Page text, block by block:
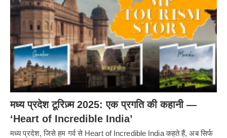
मध्य प्रदेश टूरिज़्म 2025: एक प्रगति की कहानी —
‘Heart of Incredible India’
मध्य प्रदेश, जिसे हम गर्व से Heart of Incredible India कहते हैं, अब सिर्फ